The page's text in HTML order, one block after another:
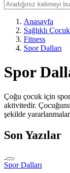
Anasayfa
Sağlıklı
Fitness
Spor Dalları
Spor
Çoğu çocuk için
aktivitedir.
şekilde
Son Yazılar
Spor Dalları